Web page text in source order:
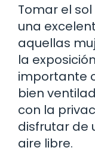
Tomar el
una
aquellas
la
importante
bien
con la
disfrutar de
aire libre.